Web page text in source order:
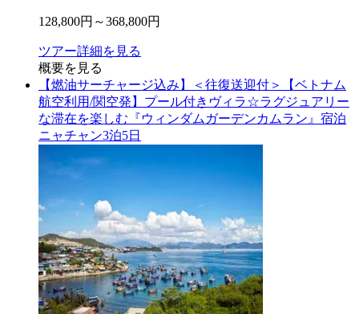
128,800円～368,800円
ツアー詳細を見る
概要を見る
【燃油サーチャージ込み】＜往復送迎付＞【ベトナム
航空利用/関空発】プール付きヴィラ☆ラグジュアリー
な滞在を楽しむ『ウィンダムガーデンカムラン』宿泊
ニャチャン3泊5日